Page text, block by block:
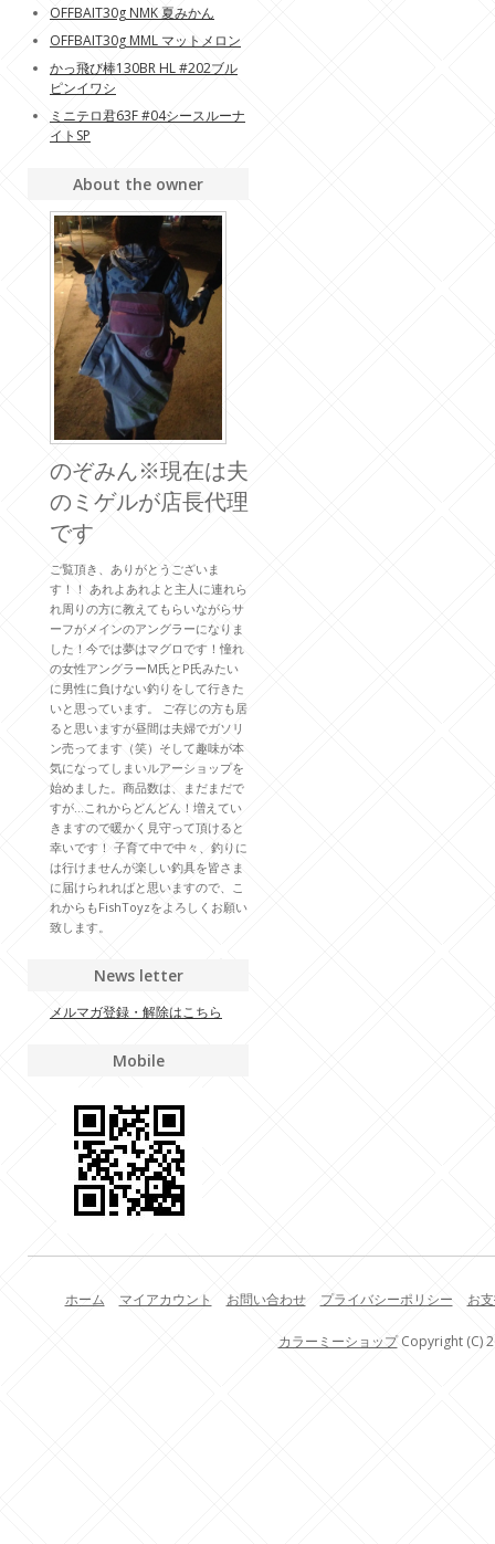
OFFBAIT30g NMK 夏みかん
OFFBAIT30g MML マットメロン
かっ飛び棒130BR HL #202ブル
ピンイワシ
ミニテロ君63F #04シースルーナ
イトSP
About the owner
のぞみん※現在は夫
のミゲルが店長代理
です
ご覧頂き、ありがとうございま
す！！ あれよあれよと主人に連れら
れ周りの方に教えてもらいながらサ
ーフがメインのアングラーになりま
した！今では夢はマグロです！憧れ
の女性アングラーM氏とP氏みたい
に男性に負けない釣りをして行きた
いと思っています。 ご存じの方も居
ると思いますが昼間は夫婦でガソリ
ン売ってます（笑）そして趣味が本
気になってしまいルアーショップを
始めました。商品数は、まだまだで
すが…これからどんどん！増えてい
きますので暖かく見守って頂けると
幸いです！ 子育て中で中々、釣りに
は行けませんが楽しい釣具を皆さま
に届けられればと思いますので、こ
れからもFishToyzをよろしくお願い
致します。
News letter
メルマガ登録・解除はこちら
Mobile
ホーム マイアカウント お問い合わせ プライバシーポリシー お
カラーミーショップCopyright (C)